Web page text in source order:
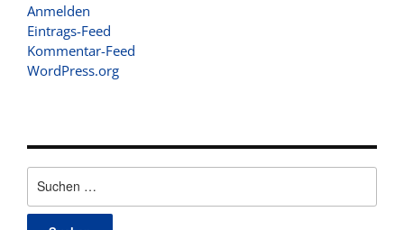
nach:
Anmelden
Eintrags-Feed
Kommentar-Feed
WordPress.org